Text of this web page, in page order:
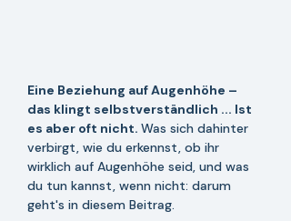
Eine Beziehung auf Augenhöhe –
das klingt selbstverständlich ... Ist
es aber oft nicht. Was sich dahinter
verbirgt, wie du erkennst, ob ihr
wirklich auf Augenhöhe seid, und was
du tun kannst, wenn nicht: darum
geht's in diesem Beitrag.